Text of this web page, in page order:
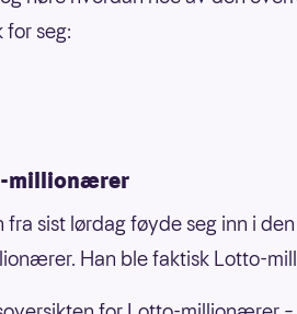
for seg:
millionærer
sist lørdag føyde seg inn i
Han ble faktisk Lotto-